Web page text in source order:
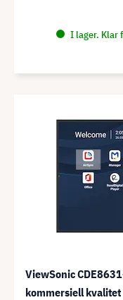
I lager. Klar
ViewSonic
kommersiell